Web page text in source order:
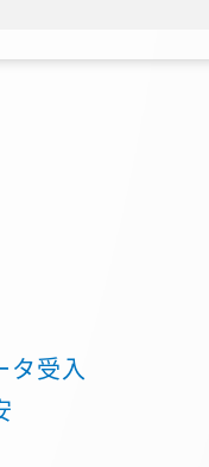
タ受入